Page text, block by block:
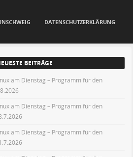
DATENSCHUTZERKLÄRUNG
BEITRÄGE
am Dienstag – Programm für den
am Dienstag – Programm für den
am Dienstag – Programm für den